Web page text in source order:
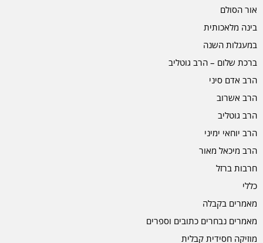
אור הסולם
בינה מלאכותית
במעגלות השנה
ברכת שלום – הרב גוטליב
הרב אדם סיני
הרב אשרוב
הרב גוטליב
הרב יוחאי ימיני
הרב מיכאל מאור
חרבות ברזל
כללי
מאמרים בקבלה
מאמרים נבחרים כתובים וספרים
מוזיקה חסידית קבלית